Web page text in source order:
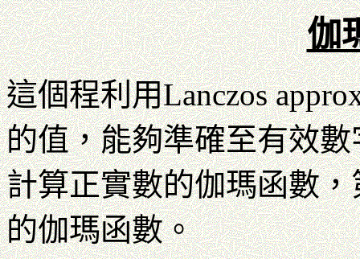
伽
這個程利用Lanczos
的值，能夠準確至有效
計算正實數的伽瑪函數
的伽瑪函數。